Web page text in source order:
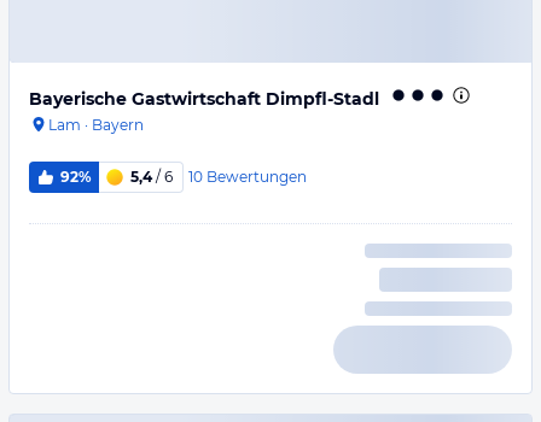
Bayerische Gastwirtschaft Dimpfl-Stadl
Lam · Bayern
92% 5,4/ 6 10 Bewertungen